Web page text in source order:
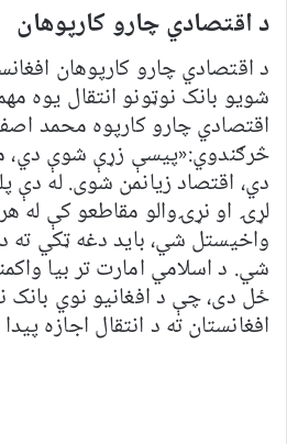
د اقتصادي چارو کارپوهان
د اقتصادي چارو کارپوهان
شويو بانک نوټونو انتقال يوه
اقتصادي چارو کارپوه محمد
څرګندوي:«پیسې زړې شوې دي،
دي، اقتصاد زیانمن شوی. له دې
لړۍ او نړۍوالو مقاطعو کې له
واخیستل شي، باید دغه ټکي
شي. د اسلامي امارت تر بيا
ځل دی، چې د افغانيو نوي بانک
افغانستان ته د انتقال اجازه